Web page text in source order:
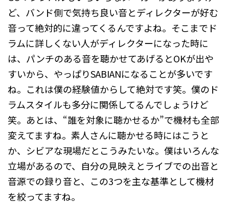
ど、バンド側で気持ち良い音とディレクターが好む
音って絶対的に違ってくるんですよね。そこまでド
ラムに詳しくない人がディレクターになった時に
は、パンチのある音を聴かせてあげるとOKが出や
すいから、やっぱりSABIANになることが多いです
ね。これは僕の経験値からして絶対です笑。僕のド
ラムスタイルも多分に関係してるんでしょうけど
笑。あとは、“誰を対象に聴かせるか”で機材も全部
変えてますね。素人さんに聴かせる時にはこうと
か、シビアな現場だとこうみたいな。僕はいろんな
立場があるので、自分の見映えとライブでの出音と
音源での録り音と、この3つを主な基準として機材
を絞ってますね。